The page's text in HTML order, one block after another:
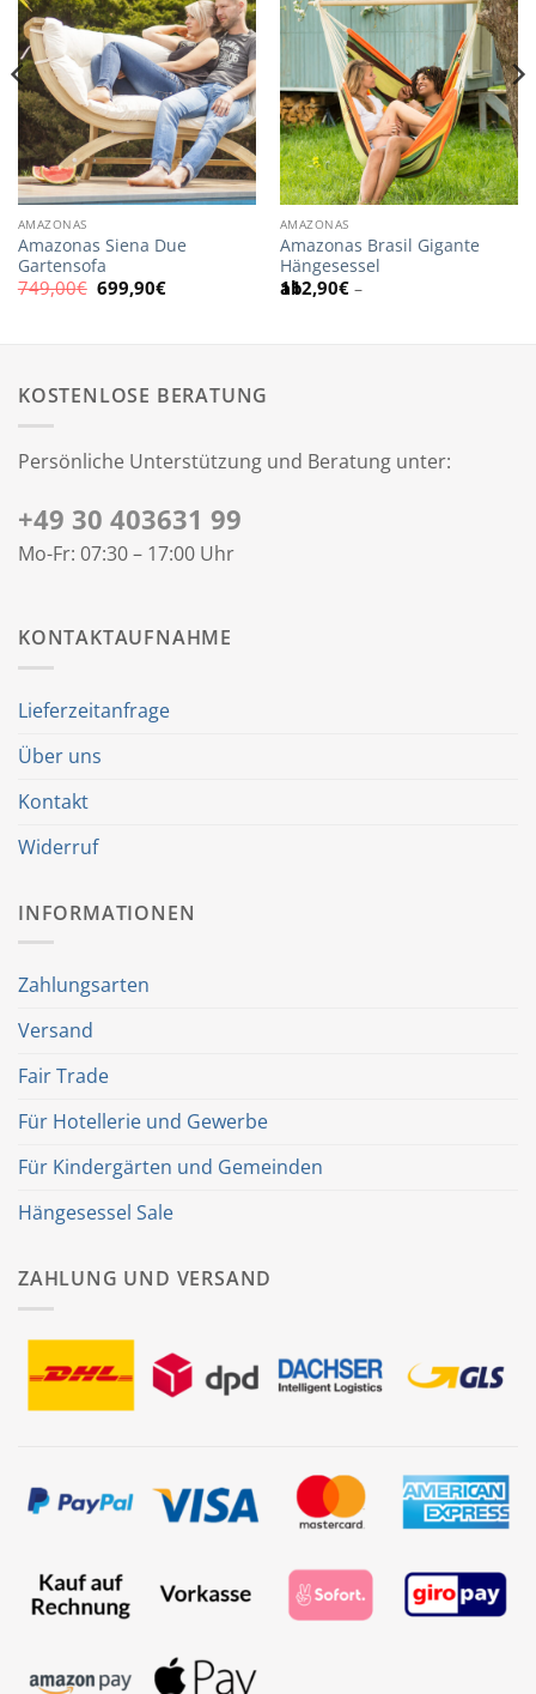
AMAZONAS
Amazonas Siena Due
Gartensofa
749,00€ Ursprünglicher
Preis
699,90€Aktueller
AMAZONAS
Amazonas Brasil Gigante
Hängesessel
112,90€–
KOSTENLOSE BERATUNG
Persönliche Unterstützung und Beratung unter:
+49 30 403631 99
Mo-Fr: 07:30 – 17:00 Uhr
KONTAKTAUFNAHME
Lieferzeitanfrage
Über uns
Kontakt
Widerruf
INFORMATIONEN
Zahlungsarten
Versand
Fair Trade
Für Hotellerie und Gewerbe
Für Kindergärten und Gemeinden
Hängesessel Sale
ZAHLUNG UND VERSAND